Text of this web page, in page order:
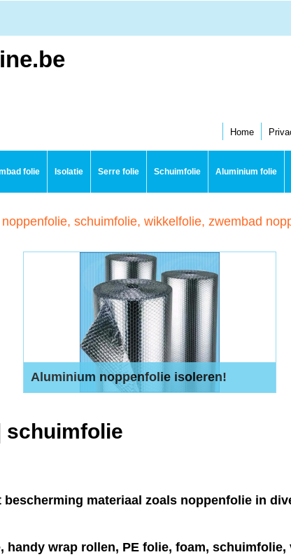
Home
folie Isolatie Serre folie Schuimfolie Aluminium folie
schuimfolie, wikkelfolie, zwembad
Aluminium noppenfolie isoleren!
50 meter lengte - 125 cm breed - 18 mm nop
schuimfolie
materiaal zoals noppenfolie in
wrap rollen, PE folie, foam,